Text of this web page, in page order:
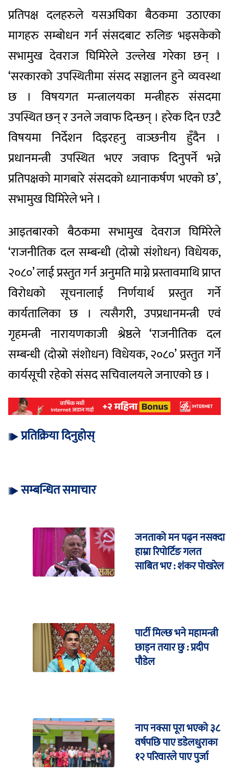
प्रतिपक्ष दलहरुले यसअघिका बैठकमा उठाएका
मागहरु सम्बोधन गर्न संसदबाट रुलिङ भइसकेको
सभामुख देवराज घिमिरेले उल्लेख गरेका छन् ।
‘सरकारको उपस्थितीमा संसद सञ्चालन हुने व्यवस्था
छ । विषयगत मन्त्रालयका मन्त्रीहरु संसदमा
उपस्थित छन् र उनले जवाफ दिन्छन् । हरेक दिन एउटै
विषयमा निर्देशन दिइरहनु वाञ्छनीय हुँदैन ।
प्रधानमन्त्री उपस्थित भएर जवाफ दिनुपर्ने भन्ने
प्रतिपक्षको मागबारे संसदको ध्यानाकर्षण भएको छ’,
सभामुख घिमिरेले भने ।
आइतबारको बैठकमा सभामुख देवराज घिमिरेले
‘राजनीतिक दल सम्बन्धी (दोस्रो संशोधन) विधेयक,
२०८०’ लाई प्रस्तुत गर्न अनुमति माग्ने प्रस्तावमाथि प्राप्त
विरोधको सूचनालाई निर्णयार्थ प्रस्तुत गर्ने
कार्यतालिका छ । त्यसैगरी, उपप्रधानमन्त्री एवं
गृहमन्त्री नारायणकाजी श्रेष्ठले ‘राजनीतिक दल
सम्बन्धी (दोस्रो संशोधन) विधेयक, २०८०’ प्रस्तुत गर्ने
कार्यसूची रहेको संसद सचिवालयले जनाएको छ ।
प्रतिक्रिया दिनुहोस्
सम्बन्धित समाचार
जनताको मन पढ्न नसक्दा
हाम्रा रिपोर्टिङ गलत
साबित भए : शंकर पोखरेल
पार्टी मिल्छ भने महामन्त्री
छाड्न तयार छु : प्रदीप
पौडेल
नाप नक्सा पूरा भएको ३८
वर्षपछि पाए डडेलधुराका
१२ परिवारले पाए पुर्जा